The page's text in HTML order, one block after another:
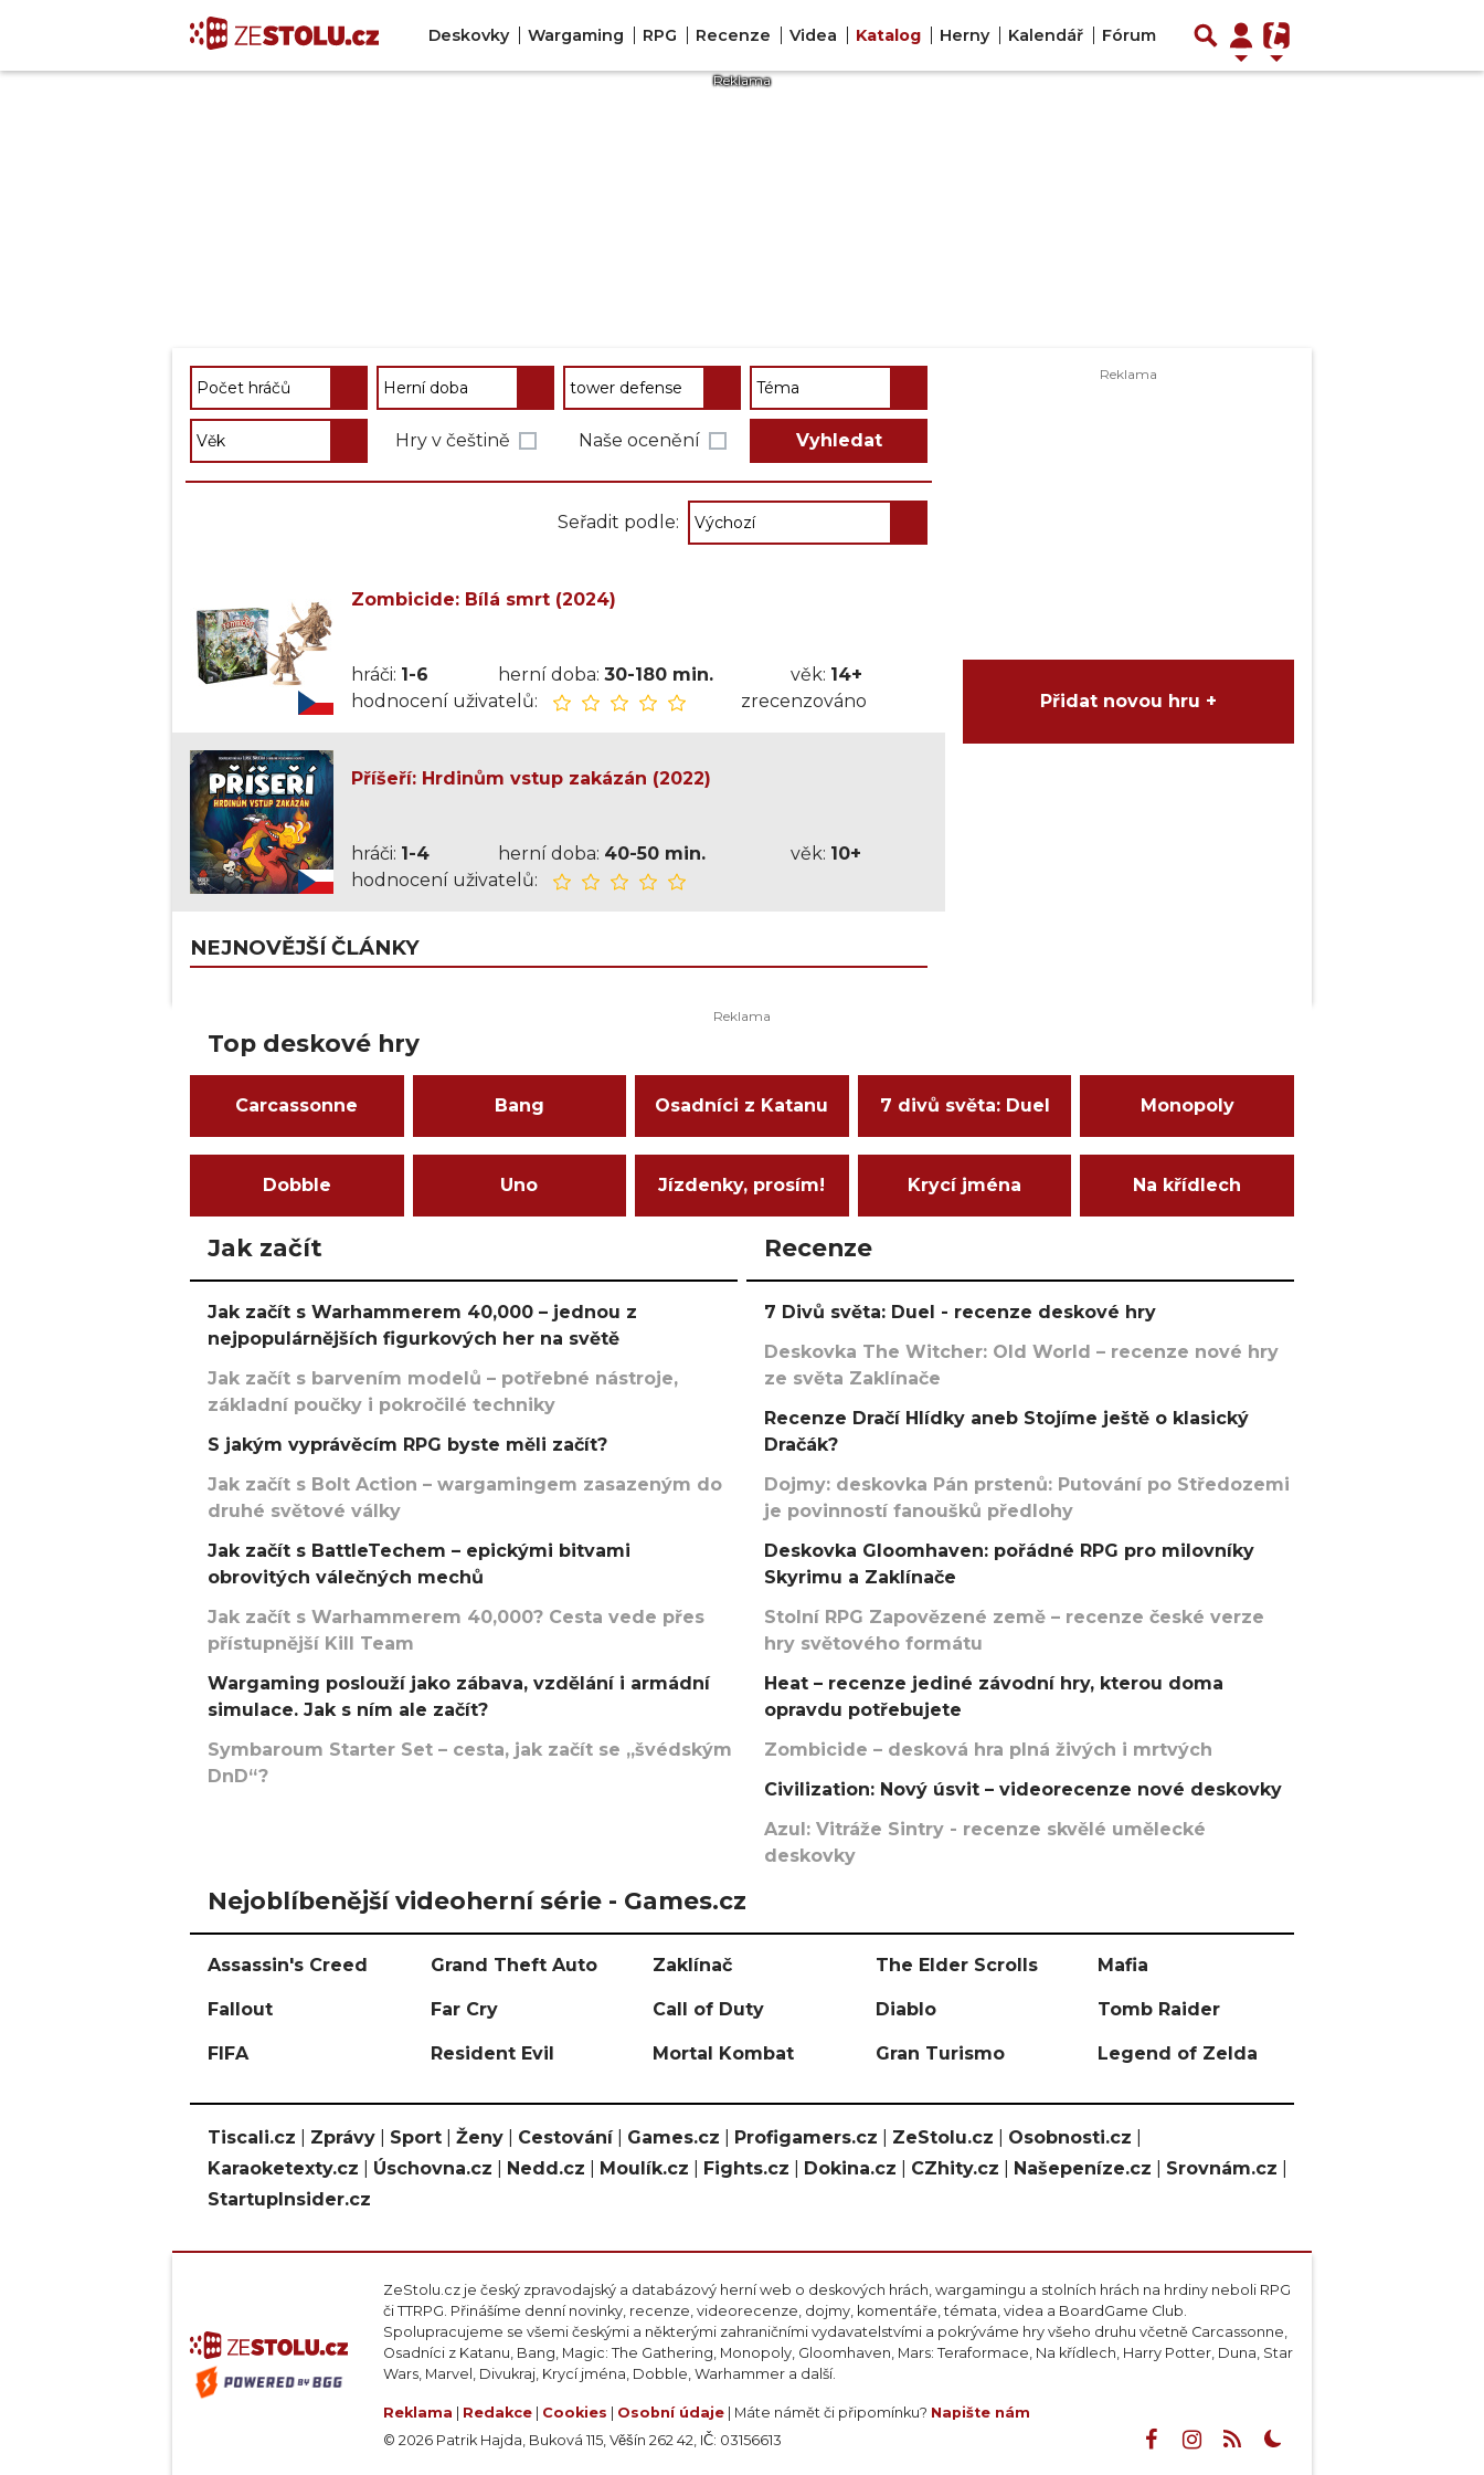
Deskovky Wargaming RPG Recenze Videa Katalog Herny Kalendář Fórum
Hry v češtině Naše ocenění Vyhledat
Seřadit podle:
Zombicide: Bílá smrt (2024)
hráči: 1-6 herní doba: 30-180 min. věk: 14+
hodnocení uživatelů:
zrecenzováno
Příšeří: Hrdinům vstup zakázán (2022)
hráči: 1-4 herní doba: 40-50 min. věk: 10+
hodnocení uživatelů:
NEJNOVĚJŠÍ ČLÁNKY
Přidat novou hru +
Top deskové hry
Carcassonne Bang Osadníci z Katanu 7 divů světa: Duel Monopoly
Dobble Uno Jízdenky, prosím! Krycí jména Na křídlech
Jak začít
Jak začít s Warhammerem 40,000 – jednou z
nejpopulárnějších figurkových her na světě
Jak začít s barvením modelů – potřebné nástroje,
základní poučky i pokročilé techniky
S jakým vyprávěcím RPG byste měli začít?
Jak začít s Bolt Action – wargamingem zasazeným do
druhé světové války
Jak začít s BattleTechem – epickými bitvami
obrovitých válečných mechů
Jak začít s Warhammerem 40,000? Cesta vede přes
přístupnější Kill Team
Wargaming poslouží jako zábava, vzdělání i armádní
simulace. Jak s ním ale začít?
Symbaroum Starter Set – cesta, jak začít se „švédským
DnD“?
Recenze
7 Divů světa: Duel - recenze deskové hry
Deskovka The Witcher: Old World – recenze nové hry
ze světa Zaklínače
Recenze Dračí Hlídky aneb Stojíme ještě o klasický
Dračák?
Dojmy: deskovka Pán prstenů: Putování po Středozemi
je povinností fanoušků předlohy
Deskovka Gloomhaven: pořádné RPG pro milovníky
Skyrimu a Zaklínače
Stolní RPG Zapovězené země – recenze české verze
hry světového formátu
Heat – recenze jediné závodní hry, kterou doma
opravdu potřebujete
Zombicide – desková hra plná živých i mrtvých
Civilization: Nový úsvit – videorecenze nové deskovky
Azul: Vitráže Sintry - recenze skvělé umělecké
deskovky
Nejoblíbenější videoherní série - Games.cz
Assassin's Creed Grand Theft Auto Zaklínač The Elder Scrolls Mafia
Fallout Far Cry Call of Duty Diablo Tomb Raider
FIFA Resident Evil Mortal Kombat Gran Turismo Legend of Zelda
Tiscali.cz Zprávy Sport Ženy Cestování| Games.cz Profigamers.cz ZeStolu.cz Osobnosti.cz
Karaoketexty.cz
Úschovna.cz Nedd.cz Moulík.cz Fights.cz Dokina.cz CZhity.cz Našepeníze.cz Srovnám.cz
StartupInsider.cz
ZeStolu.cz je český zpravodajský a databázový herní web o deskových hrách, wargamingu a stolních hrách na hrdiny neboli RPG
či TTRPG. Přinášíme denní novinky, recenze, videorecenze, dojmy, komentáře, témata, videa a BoardGame Club.
Spolupracujeme se všemi českými a některými zahraničními vydavatelstvími a pokrýváme hry všeho druhu včetně Carcassonne,
Osadníci z Katanu, Bang, Magic: The Gathering, Monopoly, Gloomhaven, Mars: Teraformace, Na křídlech, Harry Potter, Duna, Star
Wars, Marvel, Divukraj, Krycí jména, Dobble, Warhammer a další.
Reklama Redakce Cookies Osobní údaje | Máte námět či připomínku? Napište nám
© 2026 Patrik Hajda, Buková 115, Věšín 262 42, IČ: 03156613